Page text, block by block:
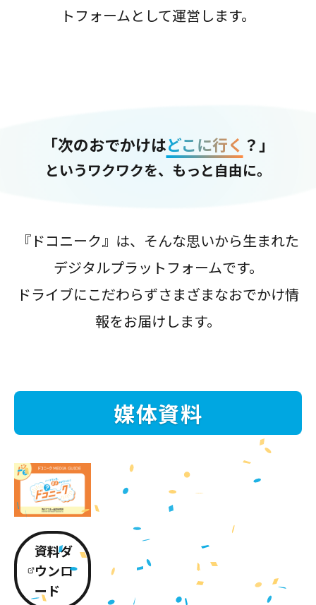
トフォームとして運営します。
「次のおでかけはどこに行く ？」
というワクワクを、もっと自由に。
『ドコニーク』は、そんな思いから生まれた
デジタルプラットフォームです。
ドライブにこだわらずさまざまなおでかけ情
報をお届けします。
媒体資料
資料ダ
ウンロ
ード